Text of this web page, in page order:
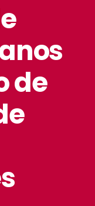
de